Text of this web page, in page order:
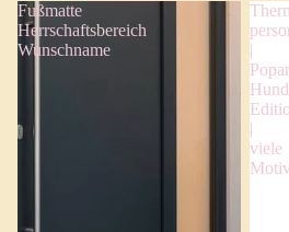
Fußmatte
Herrschaftsbereich
Wunschname
|
|
viele